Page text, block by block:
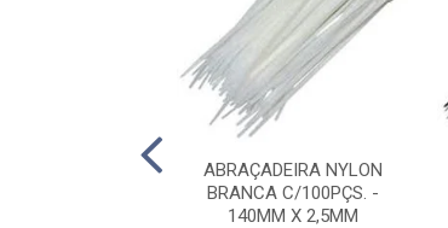
ABRAÇADEIRA NYLON
BRANCA C/100PÇS. -
140MM X 2,5MM